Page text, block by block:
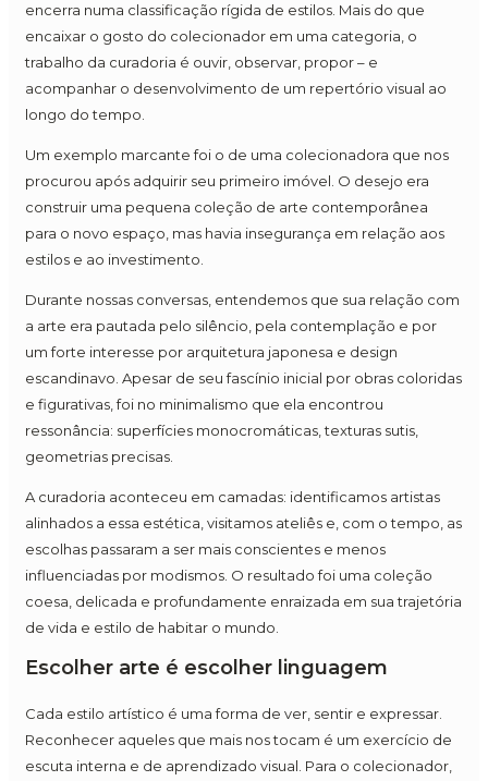
encerra numa classificação rígida de estilos. Mais do que
encaixar o gosto do colecionador em uma categoria, o
trabalho da curadoria é ouvir, observar, propor – e
acompanhar o desenvolvimento de um repertório visual ao
longo do tempo.
Um exemplo marcante foi o de uma colecionadora que nos
procurou após adquirir seu primeiro imóvel. O desejo era
construir uma pequena coleção de arte contemporânea
para o novo espaço, mas havia insegurança em relação aos
estilos e ao investimento.
Durante nossas conversas, entendemos que sua relação com
a arte era pautada pelo silêncio, pela contemplação e por
um forte interesse por arquitetura japonesa e design
escandinavo. Apesar de seu fascínio inicial por obras coloridas
e figurativas, foi no minimalismo que ela encontrou
ressonância: superfícies monocromáticas, texturas sutis,
geometrias precisas.
A curadoria aconteceu em camadas: identificamos artistas
alinhados a essa estética, visitamos ateliês e, com o tempo, as
escolhas passaram a ser mais conscientes e menos
influenciadas por modismos. O resultado foi uma coleção
coesa, delicada e profundamente enraizada em sua trajetória
de vida e estilo de habitar o mundo.
Escolher arte é escolher linguagem
Cada estilo artístico é uma forma de ver, sentir e expressar.
Reconhecer aqueles que mais nos tocam é um exercício de
escuta interna e de aprendizado visual. Para o colecionador,